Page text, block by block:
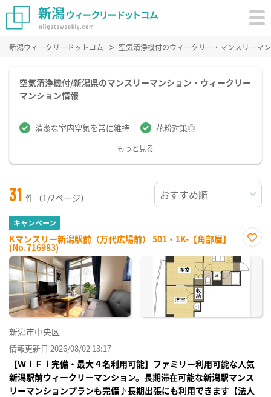
新潟ウィークリードットコム 空気清浄機付のウィークリー・マンスリーマ
空気清浄機付/新潟県のマンスリーマンション・ウィークリー
マンション情報
清潔な室内空気を常に維持 花粉対策◎
もっと見る
31 件（1/2ページ）
キャンペーン
Kマンスリー新潟駅前（万代広場前） 501・1K-【角部屋】
(No.716983)
に入
り登
新潟市中央区
情報更新日 2026/08/02 13:17
【ＷｉＦｉ完備・最大４名利用可能】ファミリー利用可能な人気
新潟駅前ウィークリーマンション。長期滞在可能な新潟駅マンス
リーマンションプランも完備♪長期出張にも利用できます【法人